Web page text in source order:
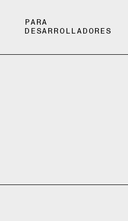
PARA
DESARROLLADORES